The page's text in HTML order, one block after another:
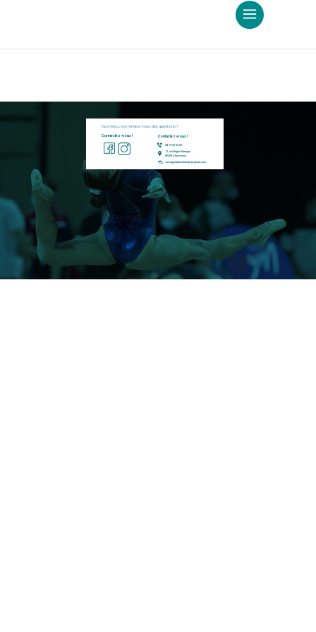
Nos news, nos rendez-vous, des questions ?
Connectez-vous ! Contactez-nous !
04 72 50 22 56
11, rue Roger Salengro
69200 Vénissieux
cmovgymdansetrampo@gmail.com